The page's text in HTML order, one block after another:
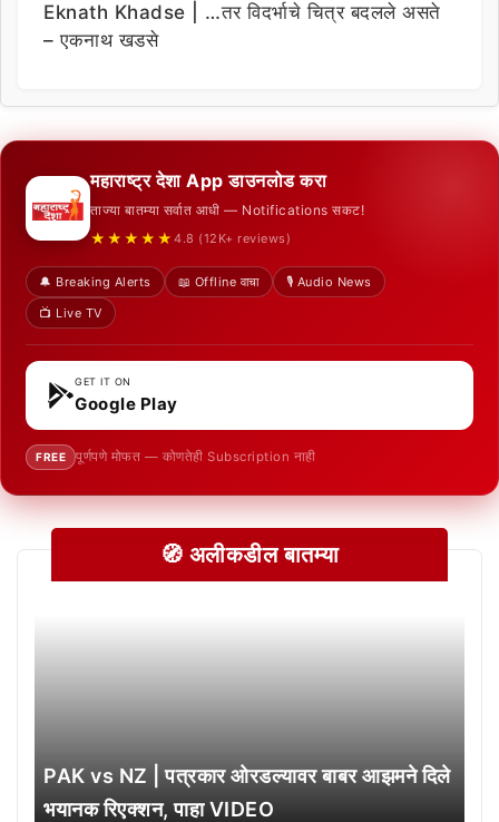
Eknath Khadse | …तर विदर्भाचे चित्र बदलले असते
– एकनाथ खडसे
महाराष्ट्र देशा App डाउनलोड करा
ताज्या बातम्या सर्वात आधी — Notifications सकट!
★★★★★ 4.8 (12K+ reviews)
🔔 Breaking Alerts 📖 Offline वाचा
🎙️ Audio News
📺 Live TV
GET IT ON
Google Play
FREE पूर्णपणे मोफत — कोणतेही Subscription नाही
🧭 अलीकडील बातम्या
PAK vs NZ | पत्रकार ओरडल्यावर बाबर आझमने दिले
भयानक रिएक्शन, पाहा VIDEO